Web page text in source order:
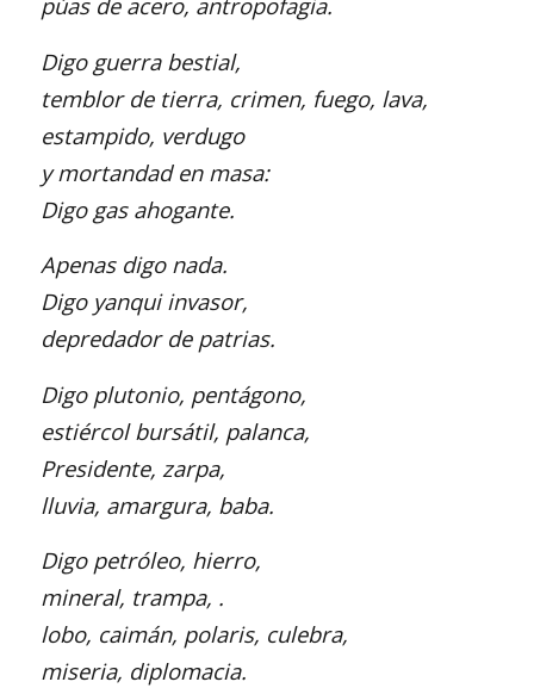
Digo guerra bestial,
temblor de tierra, crimen, fuego, lava,
estampido, verdugo
y mortandad en masa:
Digo gas ahogante.
Apenas digo nada.
Digo yanqui invasor,
depredador de patrias.
Digo plutonio, pentágono,
estiércol bursátil, palanca,
Presidente, zarpa,
lluvia, amargura, baba.
Digo petróleo, hierro,
mineral, trampa, .
lobo, caimán, polaris, culebra,
miseria, diplomacia.